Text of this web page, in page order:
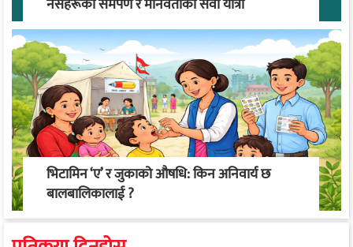
नर्सहरूको समर्पण र मानवताको सेवा यात्रा
भिटामिन ‘ए’ र जुकाको औषधि: किन अनिवार्य छ
बालबालिकालाई ?